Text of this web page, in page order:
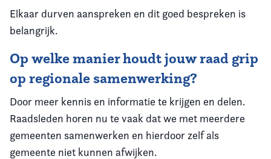
Elkaar durven aanspreken en dit goed bespreken is
belangrijk.
Op welke manier houdt jouw raad grip
op regionale samenwerking?
Door meer kennis en informatie te krijgen en delen.
Raadsleden horen nu te vaak dat we met meerdere
gemeenten samenwerken en hierdoor zelf als
gemeente niet kunnen afwijken.